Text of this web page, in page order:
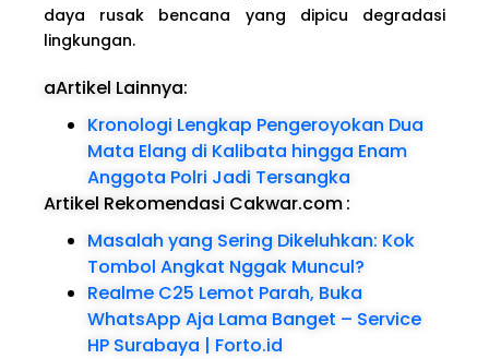
daya rusak bencana yang dipicu degradasi
lingkungan.
aArtikel Lainnya:
Kronologi Lengkap Pengeroyokan Dua
Mata Elang di Kalibata hingga Enam
Anggota Polri Jadi Tersangka
Artikel Rekomendasi Cakwar.com:
Masalah yang Sering Dikeluhkan: Kok
Tombol Angkat Nggak Muncul?
Realme C25 Lemot Parah, Buka
WhatsApp Aja Lama Banget – Service
HP Surabaya | Forto.id